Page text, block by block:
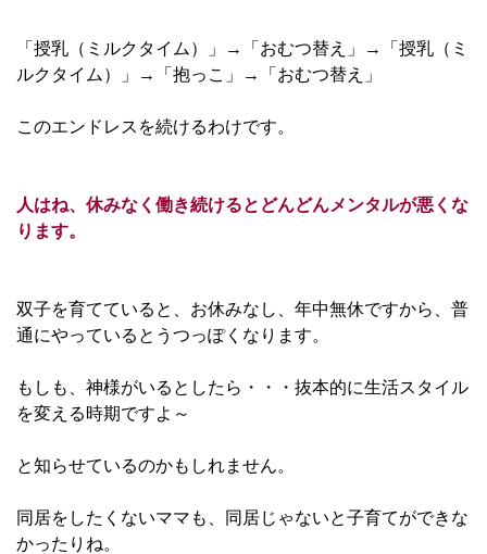
「授乳（ミルクタイム）」→「おむつ替え」→「授乳（ミ
ルクタイム）」→「抱っこ」→「おむつ替え」
このエンドレスを続けるわけです。
人はね、休みなく働き続けるとどんどんメンタルが悪くな
ります。
双子を育てていると、お休みなし、年中無休ですから、普
通にやっているとうつっぽくなります。
もしも、神様がいるとしたら・・・抜本的に生活スタイル
を変える時期ですよ～
と知らせているのかもしれません。
同居をしたくないママも、同居じゃないと子育てができな
かったりね。